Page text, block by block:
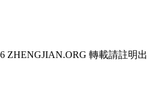
ZHENGJIAN.ORG 轉載請註明出